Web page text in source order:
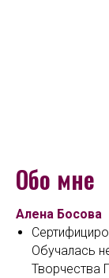
Обо мне
Алена Босова
Обучалась
Творчества